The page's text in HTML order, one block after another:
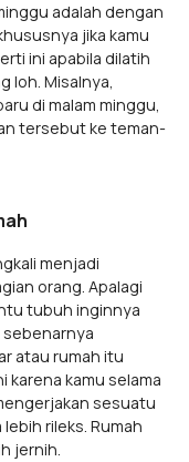
adalah dengan
jika kamu
ini apabila dilatih
loh. Misalnya,
di malam minggu,
tersebut ke teman-
menjadi
orang. Apalagi
tubuh inginnya
sebenarnya
atau rumah itu
karena kamu selama
sesuatu
rileks. Rumah
jernih.